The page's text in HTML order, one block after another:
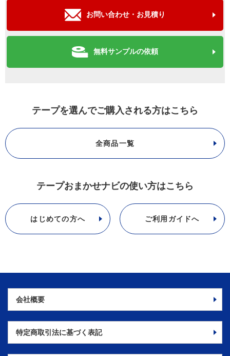
お問い合わせ・お見積り
無料サンプルの依頼
テープを選んでご購入される方はこちら
全商品一覧
テープおまかせナビの使い方はこちら
はじめての方へ ご利用ガイドへ
会社概要
特定商取引法に基づく表記